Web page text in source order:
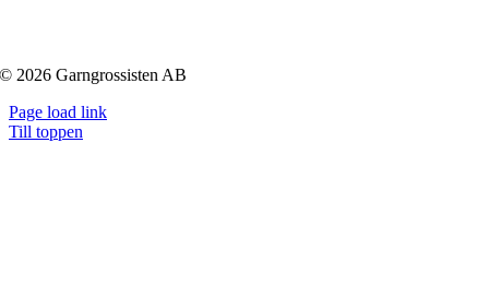
© 2026 Garngrossisten AB
Page load link
Till toppen